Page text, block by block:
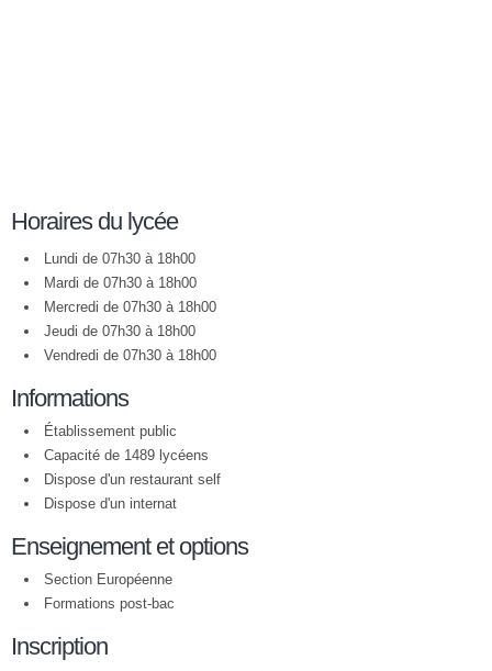
Horaires du lycée
Lundi de 07h30 à 18h00
Mardi de 07h30 à 18h00
Mercredi de 07h30 à 18h00
Jeudi de 07h30 à 18h00
Vendredi de 07h30 à 18h00
Informations
Établissement public
Capacité de 1489 lycéens
Dispose d'un restaurant self
Dispose d'un internat
Enseignement et options
Section Européenne
Formations post-bac
Inscription